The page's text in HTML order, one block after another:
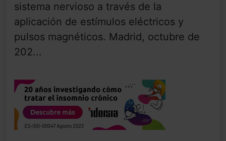
sistema nervioso a través de la
aplicación de estímulos eléctricos y
pulsos magnéticos. Madrid, octubre de
202...